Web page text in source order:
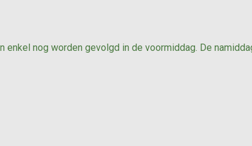
enkel nog worden gevolgd in de voormiddag. De